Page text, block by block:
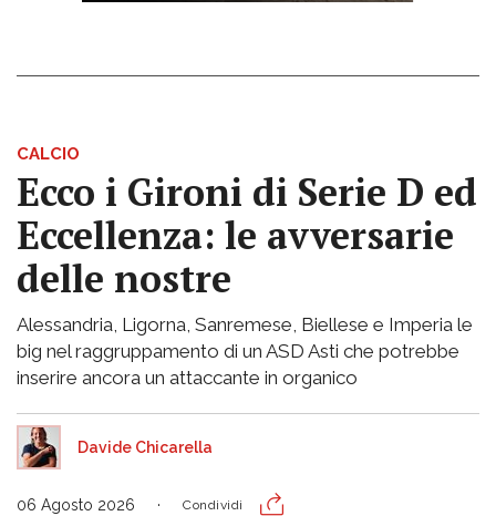
CALCIO
Ecco i Gironi di Serie D ed
Eccellenza: le avversarie
delle nostre
Alessandria, Ligorna, Sanremese, Biellese e Imperia le
big nel raggruppamento di un ASD Asti che potrebbe
inserire ancora un attaccante in organico
Davide Chicarella
06 Agosto 2026 Condividi